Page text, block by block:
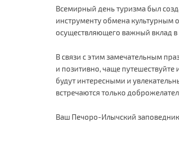
Всемирный день туризма был
инструменту обмена культурным
осуществляющего важный вклад
В связи с этим замечательным
и позитивно, чаще
будут интересными и
встречаются только
Ваш Печоро-Илычский заповедник